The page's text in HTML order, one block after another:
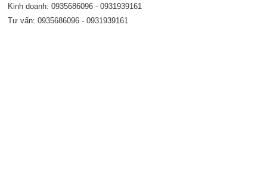
Kinh doanh: 0935686096 - 0931939161
Tư vấn: 0935686096 - 0931939161